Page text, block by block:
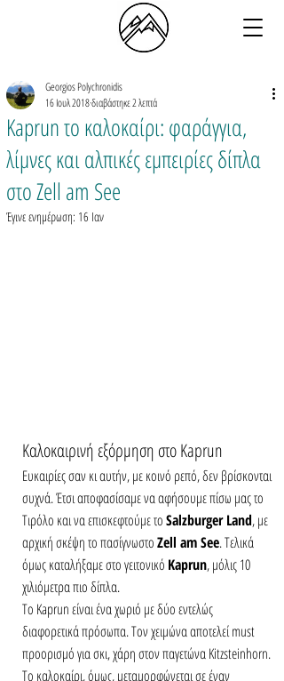
Kaprun το καλοκαίρι: φαράγγια,
λίμνες και αλπικές εμπειρίες δίπλα
στο Zell am See
Georgios Polychronidis
16 Ιουλ 2018διαβάστηκε 2 λεπτά
Έγινε ενημέρωση: 16 Ιαν
Καλοκαιρινή εξόρμηση στο Kaprun
Ευκαιρίες σαν κι αυτήν, με κοινό ρεπό, δεν βρίσκονται
συχνά. Έτσι αποφασίσαμε να αφήσουμε πίσω μας το
Τιρόλο και να επισκεφτούμε το Salzburger Land, με
αρχική σκέψη το πασίγνωστο Zell am See. Τελικά
όμως καταλήξαμε στο γειτονικό Kaprun, μόλις 10
χιλιόμετρα πιο δίπλα.
Το Kaprun είναι ένα χωριό με δύο εντελώς
διαφορετικά πρόσωπα. Τον χειμώνα αποτελεί must
προορισμό για σκι, χάρη στον παγετώνα Kitzsteinhorn.
Το καλοκαίρι, όμως, μεταμορφώνεται σε έναν